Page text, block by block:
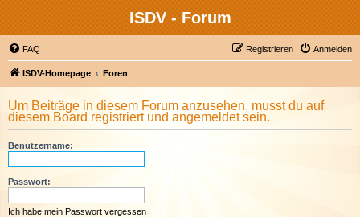
ISDV - Forum
FAQ Anmelden
Registrieren
ISDV-Homepage Foren
Um Beiträge in diesem Forum anzusehen, musst du auf
diesem Board registriert und angemeldet sein.
Benutzername:
Passwort:
Ich habe mein Passwort vergessen